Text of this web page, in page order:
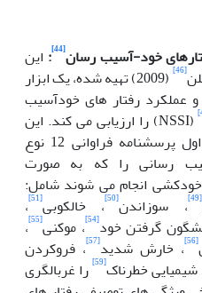
خود-آسیب رسان[44]
: این
[46]
(2009) تهیه شده، یک ابزار
عملکرد رفتار های خودآسیب
(NSSI) را ارزیابی می کند. این
سیاهه دو بخش دارد: بخش اول پرسشنامه فراوانی 12 نوع
رسانی را که به صورت
انجام می شوند شامل:
[49] ، سوزاندن[50] ، خالکوبی[51]
،
گرفتن خود[54] ، موکنی[55]
،
[56] ، خارش شدید[57]
، فروکردن
خطرناک[59]
را غربالگری